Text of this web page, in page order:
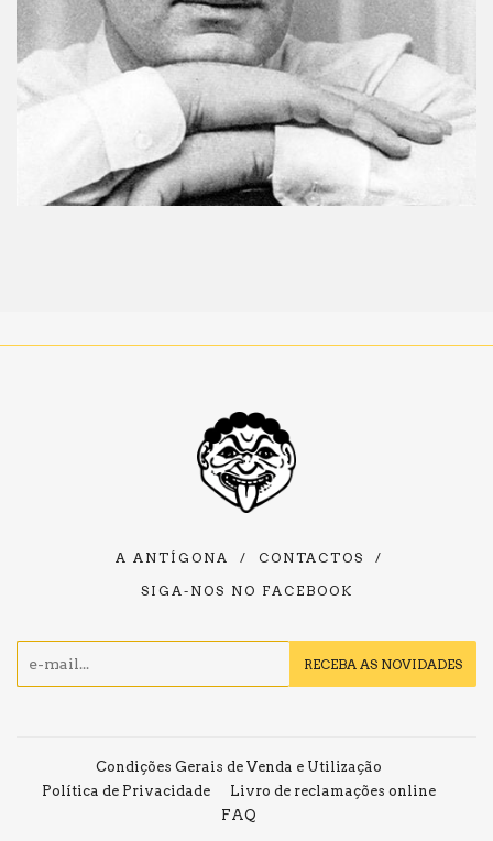
A ANTÍGONA / CONTACTOS /
SIGA-NOS NO FACEBOOK
RECEBA AS NOVIDADES
Condições Gerais de Venda e Utilização
Política de Privacidade
Livro de reclamações online
FAQ